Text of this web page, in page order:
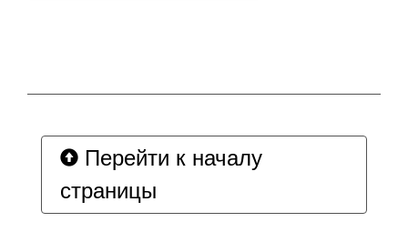
Перейти к началу
страницы